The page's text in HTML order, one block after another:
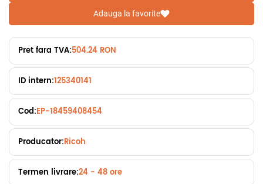
Adauga la favorite
Pret fara TVA:504.24 RON
ID intern:125340141
Cod:EP-18459408454
Producator:Ricoh
Termen livrare:24 - 48 ore